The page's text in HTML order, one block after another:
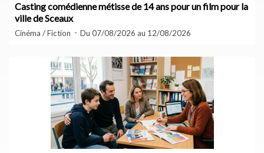
Casting comédienne métisse de 14 ans pour un film pour la
ville de Sceaux
Cinéma / Fiction Du 07/08/2026 au 12/08/2026